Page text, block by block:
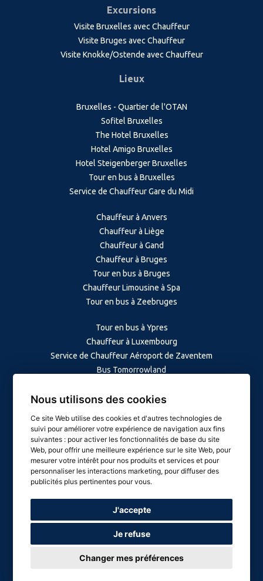
Nous utilisons des cookies
Ce site Web utilise des cookies et d'autres technologies de
suivi pour améliorer votre expérience de navigation aux fins
suivantes : pour activer les fonctionnalités de base du site
Web, pour offrir une meilleure expérience sur le site Web, pour
mesurer votre intérêt pour nos produits et services et pour
personnaliser les interactions marketing, pour diffuser des
publicités plus pertinentes pour vous.
J'accepte
Je refuse
Changer mes préférences
Excursions
Visite Bruxelles avec Chauffeur
Visite Bruges avec Chauffeur
Visite Knokke/Ostende avec Chauffeur
Lieux
Bruxelles - Quartier de l'OTAN
Sofitel Bruxelles
The Hotel Bruxelles
Hotel Amigo Bruxelles
Hotel Steigenberger Bruxelles
Tour en bus à Bruxelles
Service de Chauffeur Gare du Midi
Chauffeur à Anvers
Chauffeur à Liège
Chauffeur à Gand
Chauffeur à Bruges
Tour en bus à Bruges
Chauffeur Limousine à Spa
Tour en bus à Zeebruges
Tour en bus à Ypres
Chauffeur à Luxembourg
Service de Chauffeur Aéroport de Zaventem
Bus Tomorrowland
Minibus à Anvers
Limousine à Knokke-Bruges
Chauffeur à Dinant
Chauffeur à Paris
Chauffeur à Amsterdam
Copyright © 2023 Driver Brussels - Tous droits réservés
Designed & Developed byWeb-graphique